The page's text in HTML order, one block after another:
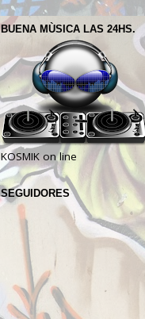
BUENA MÙSICA LAS 24HS.
KOSMIK on line
SEGUIDORES